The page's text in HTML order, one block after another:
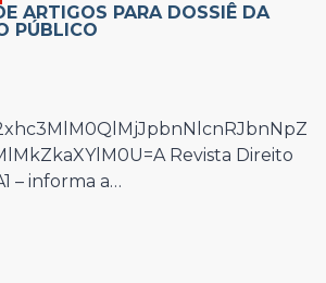
ARTIGOS PARA DOSSIÊ DA
PÚBLICO
Revista Direito
– informa a…